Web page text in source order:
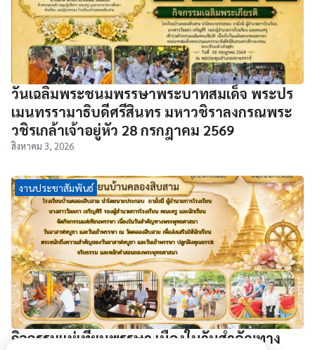
วันเฉลิมพระชนมพรรษาพระบาทสมเด็จ พระปร
เมนทรรามาธิบดีศรีสินทร มหาวชิราลงกรณพระ
วชิรเกล้าเจ้าอยู่หัว 28 กรกฎาคม 2569
สิงหาคม 3, 2026
งานประชาสัมพันธ์
กิจกรรมแห่เทียนพรรษา เนื่องในวันสำคัญทาง